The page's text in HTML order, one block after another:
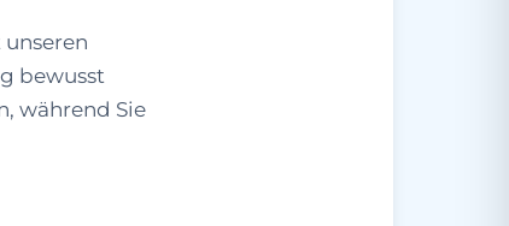
bewusst
während Sie